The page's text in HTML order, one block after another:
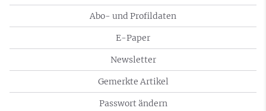
Abo- und Profildaten
E-Paper
Newsletter
Gemerkte Artikel
Passwort ändern